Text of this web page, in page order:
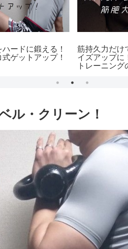
ードに鍛える！
式ゲットアップ！
筋持久力だけ
イズアップに
トレーニング
ル・クリーン！